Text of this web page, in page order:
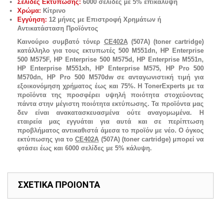
Σελίδες Εκτύπωσης: 6000 σελίδες με 5% επικάλυψη
Χρώμα: Κίτρινο
Εγγύηση: 12 μήνες με Επιστροφή Χρημάτων ή
Αντικατάσταση Προϊόντος
Καινούριο συμβατό τόνερ CE402A(507A) (toner cartridge)
κατάλληλο για τους εκτυπωτές 500 M551dn, HP Enterprise
500 M575F, HP Enterprise 500 M575d, HP Enterprise M551n,
HP Enterprise M551xh, HP Enterprise M575, HP Pro 500
M570dn, HP Pro 500 M570dw σε ανταγωνιστική τιμή για
εξοικονόμηση χρήματος έως και 75%. Η TonerExperts με τα
προϊόντα της προσφέρει υψηλή ποιότητα στοχεύοντας
πάντα στην μέγιστη ποιότητα εκτύπωσης. Τα προϊόντα μας
δεν είναι ανακατασκευασμένα ούτε αναγομωμένα. Η
εταιρεία μας εγγυάται για αυτά και σε περίπτωση
προβλήματος αντικαθιστά άμεσα το προϊόν με νέο. Ο όγκος
εκτύπωσης για τοCE402A (507A) (toner cartridge) μπορεί να
φτάσει έως και 6000 σελίδες με 5% κάλυψη.
ΣΧΕΤΙΚΑ ΠΡΟΙΟΝΤΑ